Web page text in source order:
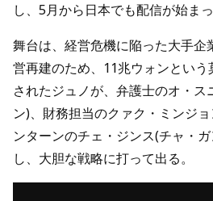
し、5月から日本でも配信が始まっ
舞台は、経営危機に陥った大手企
営再建のため、11兆ウォンとい
されたジュノが、弁護士のオ・ス
ン)、財務担当のクァク・ミンジ
ンターンのチェ・ジンス(チャ・
し、大胆な戦略に打って出る。